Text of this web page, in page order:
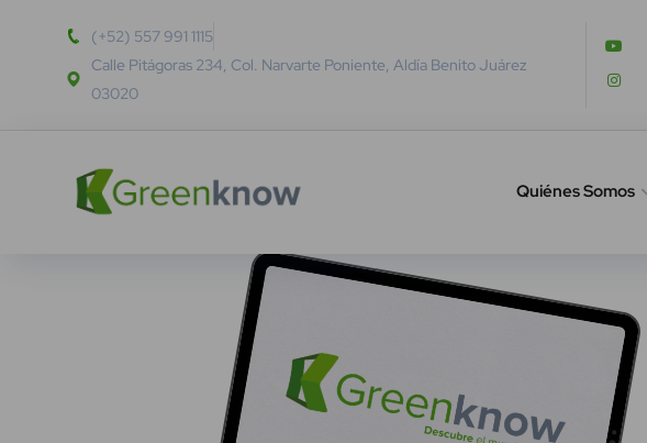
(+52) 557 991 1115
Calle Pitágoras 234, Col. Narvarte Poniente, Aldía Benito Juárez
03020
Quiénes Somos